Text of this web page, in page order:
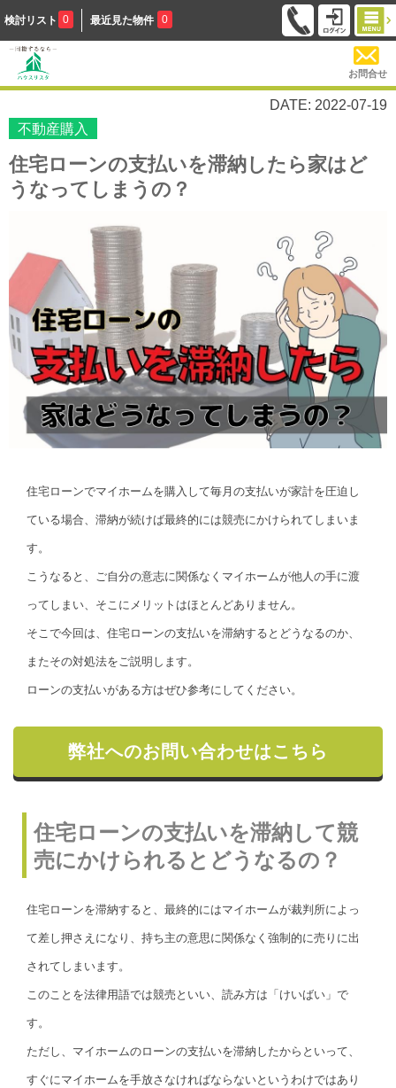
検討リスト 0 最近見た物件 0
お問合せ
DATE: 2022-07-19
不動産購入
住宅ローンの支払いを滞納したら家はど
うなってしまうの？
住宅ローンでマイホームを購入して毎月の支払いが家計を圧迫し
ている場合、滞納が続けば最終的には競売にかけられてしまいま
す。
こうなると、ご自分の意志に関係なくマイホームが他人の手に渡
ってしまい、そこにメリットはほとんどありません。
そこで今回は、住宅ローンの支払いを滞納するとどうなるのか、
またその対処法をご説明します。
ローンの支払いがある方はぜひ参考にしてください。
弊社へのお問い合わせはこちら
住宅ローンの支払いを滞納して競
売にかけられるとどうなるの？
住宅ローンを滞納すると、最終的にはマイホームが裁判所によっ
て差し押さえになり、持ち主の意思に関係なく強制的に売りに出
されてしまいます。
このことを法律用語では競売といい、読み方は「けいばい」で
す。
ただし、マイホームのローンの支払いを滞納したからといって、
すぐにマイホームを手放さなければならないというわけではあり